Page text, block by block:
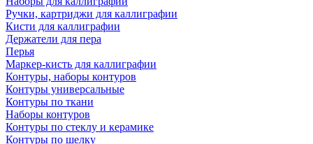
Ручки, картриджи для каллиграфии
Кисти для каллиграфии
Держатели для пера
Перья
Маркер-кисть для каллиграфии
Контуры, наборы контуров
Контуры универсальные
Контуры по ткани
Наборы контуров
Контуры по стеклу и керамике
Контуры по шелку